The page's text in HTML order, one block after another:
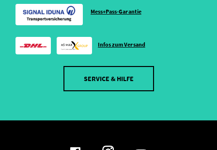
Mess+Pass-Garantie
Infos zum Versand
SERVICE & HILFE